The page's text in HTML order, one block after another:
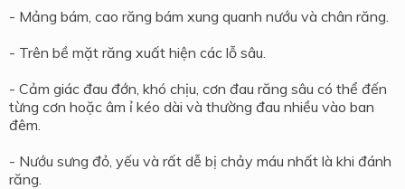
- Mảng bám, cao răng bám xung quanh nướu và chân răng.
- Trên bề mặt răng xuất hiện các lỗ sâu.
- Cảm giác đau đớn, khó chịu, cơn đau răng sâu có thể đến
từng cơn hoặc âm ỉ kéo dài và thường đau nhiều vào ban
đêm.
- Nướu sưng đỏ, yếu và rất dễ bị chảy máu nhất là khi đánh
răng.